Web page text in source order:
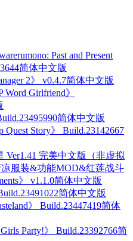
Past and Present
简体中文版
2》 v0.4.7简体中文版
Word Girlfriend》
简体中文版
Quest Story》 Build.23142667
Ver1.41 完美中文版（非虚拟
服装&功能MOD&红莲战斗
》 v1.1.0简体中文版
简体中文版
》 Build.23447419简体
Party!》 Build.23392766简